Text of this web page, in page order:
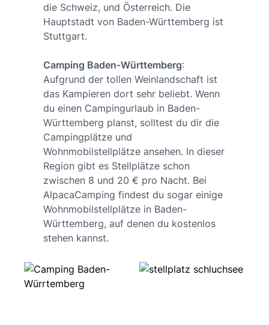
die Schweiz, und Österreich. Die
Hauptstadt von Baden-Württemberg ist
Stuttgart.
Camping Baden-Württemberg:
Aufgrund der tollen Weinlandschaft ist
das Kampieren dort sehr beliebt. Wenn
du einen Campingurlaub in Baden-
Württemberg planst, solltest du dir die
Campingplätze und
Wohnmobilstellplätze ansehen. In dieser
Region gibt es Stellplätze schon
zwischen 8 und 20 € pro Nacht. Bei
AlpacaCamping findest du sogar einige
Wohnmobilstellplätze in Baden-
Württemberg, auf denen du kostenlos
stehen kannst.